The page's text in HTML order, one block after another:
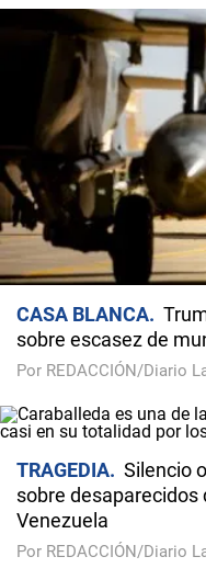
CASA BLANCA
sobre escasez de
Por REDACCIÓN/Diario
TRAGEDIA
Silencio
sobre
Venezuela
Por REDACCIÓN/Diario